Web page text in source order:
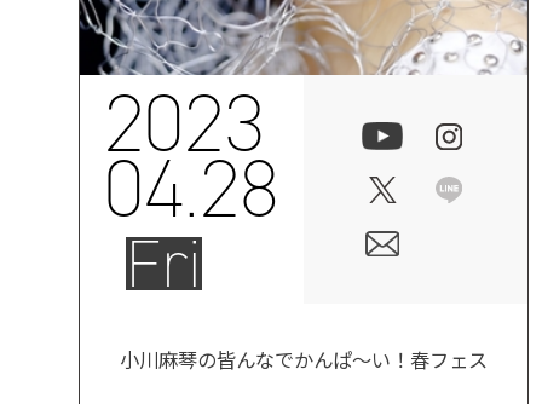
2023
04.28
Fri
小川麻琴の皆んなでかんぱ〜い！春フェス